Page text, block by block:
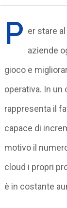
P er stare
aziende
gioco e
operativa. In
rappresenta il
capace di
motivo il
cloud i propri
è in costante